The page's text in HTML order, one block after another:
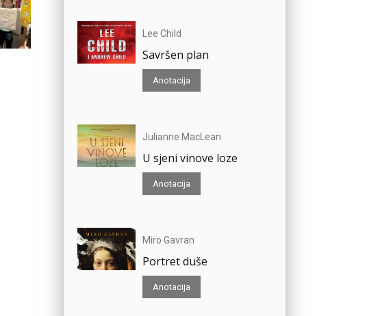
Lee Child
Savršen plan
Anotacija
Julianne MacLean
U sjeni vinove loze
Anotacija
Miro Gavran
Portret duše
Anotacija